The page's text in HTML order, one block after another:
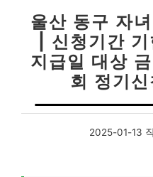
울산 동구 자
| 신청기간
지급일 대상
회 정기
2025-01-13